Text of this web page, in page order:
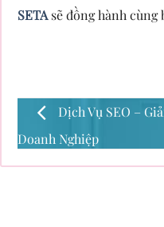
SETA sẽ đồng hành
Dịch Vụ SEO –
Doanh Nghiệp